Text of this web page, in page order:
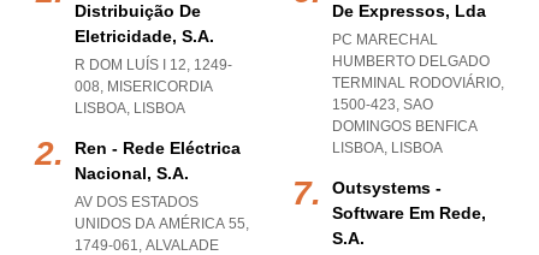
Distribuição De
Eletricidade, S.a.
R DOM LUÍS I 12, 1249-
008, MISERICORDIA
LISBOA, LISBOA
Ren - Rede Eléctrica
Nacional, S.a.
AV DOS ESTADOS
UNIDOS DA AMÉRICA 55,
1749-061, ALVALADE
De Expressos, Lda
PC MARECHAL
HUMBERTO DELGADO
TERMINAL RODOVIÁRIO,
1500-423, SAO
DOMINGOS BENFICA
LISBOA, LISBOA
Outsystems -
Software Em Rede,
S.a.